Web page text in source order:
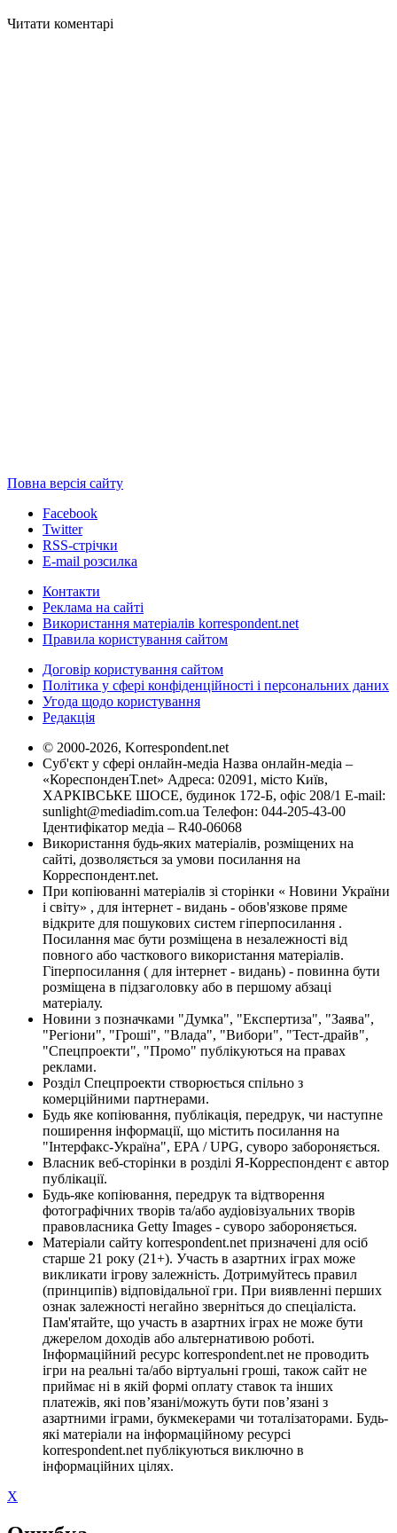
Читати коментарі
Повна версія сайту
Facebook
Twitter
RSS-стрічки
E-mail розсилка
Контакти
Реклама на сайті
Використання матеріалів korrespondent.net
Правила користування сайтом
Договір користування сайтом
Політика у сфері конфіденційності і персональних даних
Угода щодо користування
Редакція
© 2000-2026, Korrespondent.net
Суб'єкт у сфері онлайн-медіа Назва онлайн-медіа –
«КореспонденТ.net» Адреса: 02091, місто Київ,
ХАРКІВСЬКЕ ШОСЕ, будинок 172-Б, офіс 208/1 E-mail:
sunlight@mediadim.com.ua Телефон: 044-205-43-00
Ідентифікатор медіа – R40-06068
Використання будь-яких матеріалів, розміщених на
сайті, дозволяється за умови посилання на
Корреспондент.net.
При копіюванні матеріалів зі сторінки « Новини України
і світу» , для інтернет - видань - обов'язкове пряме
відкрите для пошукових систем гіперпосилання .
Посилання має бути розміщена в незалежності від
повного або часткового використання матеріалів.
Гіперпосилання ( для інтернет - видань) - повинна бути
розміщена в підзаголовку або в першому абзаці
матеріалу.
Новини з позначками "Думка", "Експертиза", "Заява",
"Регіони", "Гроші", "Влада", "Вибори", "Тест-драйв",
"Спецпроекти", "Промо" публікуються на правах
реклами.
Розділ Спецпроекти створюється спільно з
комерційними партнерами.
Будь яке копіювання, публікація, передрук, чи наступне
поширення інформації, що містить посилання на
"Інтерфакс-Україна", EPA / UPG, суворо забороняється.
Власник веб-сторінки в розділі Я-Корреспондент є автор
публікації.
Будь-яке копіювання, передрук та відтворення
фотографічних творів та/або аудіовізуальних творів
правовласника Getty Images - суворо забороняється.
Матеріали сайту korrespondent.net призначені для осіб
старше 21 року (21+). Участь в азартних іграх може
викликати ігрову залежність. Дотримуйтесь правил
(принципів) відповідальної гри. При виявленні перших
ознак залежності негайно зверніться до спеціаліста.
Пам'ятайте, що участь в азартних іграх не може бути
джерелом доходів або альтернативою роботі.
Інформаційний ресурс korrespondent.net не проводить
ігри на реальні та/або віртуальні гроші, також сайт не
приймає ні в якій формі оплату ставок та інших
платежів, які пов’язані/можуть бути пов’язані з
азартними іграми, букмекерами чи тоталізаторами. Будь-
які матеріали на інформаційному ресурсі
korrespondent.net публікуються виключно в
інформаційних цілях.
X